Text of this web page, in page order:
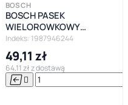


BOSCH
BOSCH PASEK
WIELOROWKOWY
6PK1960
Indeks: 1987946244
49,11 zł
64,11 zł z dostawą
 